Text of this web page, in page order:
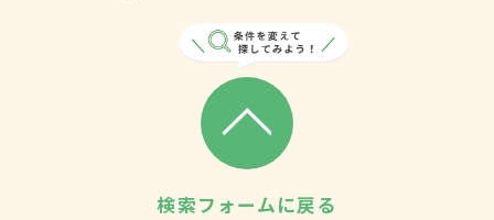
検索フォームに戻る